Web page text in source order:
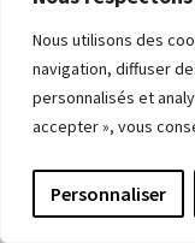
Nous utilisons des
navigation, diffuser
personnalisés et
accepter », vous
Personnaliser